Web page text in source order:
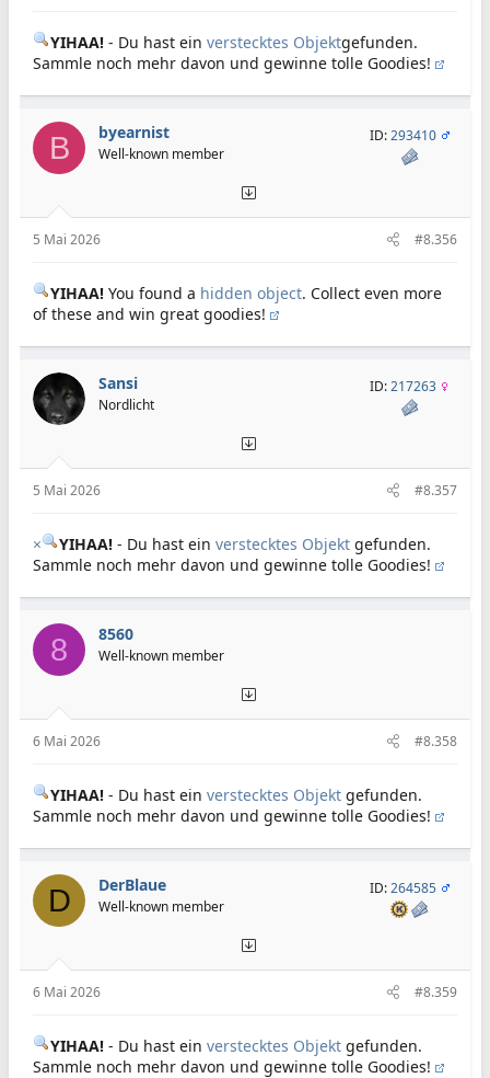
YIHAA! - Du hast ein verstecktes Objektgefunden.
Sammle noch mehr davon und gewinne tolle Goodies!
B byearnist
Well-known member
ID:293410
5 Mai 2026 #8.356
YIHAA! You found a hidden object. Collect even more
of these and win great goodies!
Sansi
Nordlicht
ID:217263
5 Mai 2026 #8.357
× YIHAA! - Du hast ein verstecktes Objekt gefunden.
Sammle noch mehr davon und gewinne tolle Goodies!
8 8560
Well-known member
6 Mai 2026 #8.358
YIHAA! - Du hast ein verstecktes Objekt gefunden.
Sammle noch mehr davon und gewinne tolle Goodies!
D DerBlaue
Well-known member
ID:264585
6 Mai 2026 #8.359
YIHAA! - Du hast ein verstecktes Objekt gefunden.
Sammle noch mehr davon und gewinne tolle Goodies!